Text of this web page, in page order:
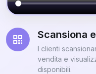
Scansiona
I clienti
vendita e
disponibili.